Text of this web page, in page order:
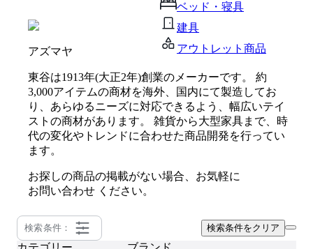
ベッド・寝具
建具
アウトレット商品
アズマヤ
東谷は1913年(大正2年)創業のメーカーです。 約
3,000アイテムの商材を海外、国内にて製造してお
り、あらゆるニーズに対応できるよう、幅広いテイ
ストの商材があります。 雑貨から大型家具まで、時
代の変化やトレンドに合わせた商品開発を行ってい
ます。
お探しの商品の掲載がない場合、お気軽に
お問い合わせ ください。
検索条件： 検索条件をクリア